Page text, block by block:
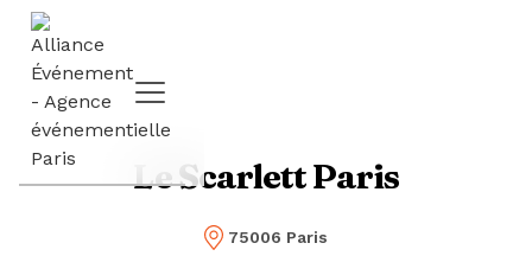
Le Scarlett Paris
75006 Paris